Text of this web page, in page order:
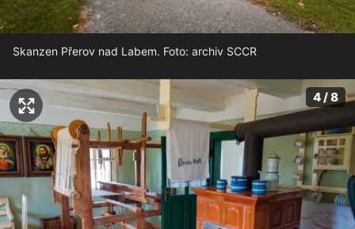
Skanzen Přerov nad Labem. Foto: archiv SCCR
4 / 8